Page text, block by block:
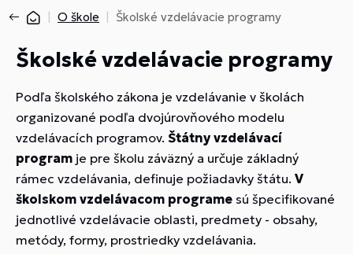
O škole Školské vzdelávacie programy
Školské vzdelávacie programy
Podľa školského zákona je vzdelávanie v školách
organizované podľa dvojúrovňového modelu
vzdelávacích programov. Štátny vzdelávací
program je pre školu záväzný a určuje základný
rámec vzdelávania, definuje požiadavky štátu. V
školskom vzdelávacom programe sú špecifikované
jednotlivé vzdelávacie oblasti, predmety - obsahy,
metódy, formy, prostriedky vzdelávania.